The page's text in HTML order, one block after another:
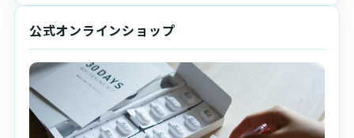
公式オンラインショップ